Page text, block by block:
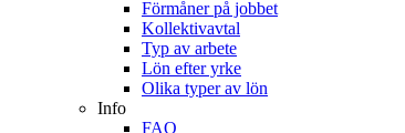
Förmåner på jobbet
Kollektivavtal
Typ av arbete
Lön efter yrke
Olika typer av lön
Info
FAQ